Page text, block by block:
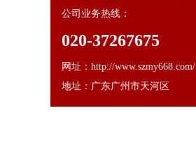
公司业务热线：
020-37267675
网址：http://www.szmy668.com/
地址：广东广州市天河区